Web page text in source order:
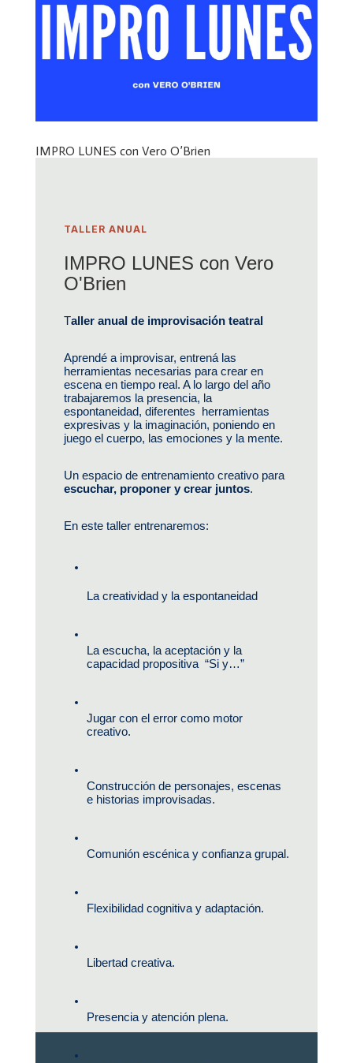
IMPRO LUNES con Vero O’Brien
TALLER ANUAL
IMPRO LUNES con Vero
O'Brien
Taller anual de improvisación teatral
Aprendé a improvisar, entrená las
herramientas necesarias para crear en
escena en tiempo real. A lo largo del año
trabajaremos la presencia, la
espontaneidad, diferentes  herramientas
expresivas y la imaginación, poniendo en
juego el cuerpo, las emociones y la mente.
Un espacio de entrenamiento creativo para
escuchar, proponer y crear juntos.
En este taller entrenaremos:
La creatividad y la espontaneidad
La escucha, la aceptación y la
capacidad propositiva  “Si y…”
Jugar con el error como motor
creativo.
Construcción de personajes, escenas
e historias improvisadas.
Comunión escénica y confianza grupal.
Flexibilidad cognitiva y adaptación.
Libertad creativa.
Presencia y atención plena.